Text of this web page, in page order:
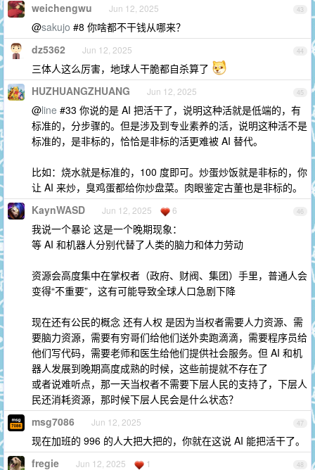
43
weichengwu Jun 12, 2025
@sakujo #8 你啥都不干钱从哪来？
44
dz5362 Jun 12, 2025
三体人这么厉害，地球人干脆都自杀算了
45
HUZHUANGZHUANG Jun 12, 2025
@line #33 你说的是 AI 把活干了，说明这种活就是低端的，有
标准的，分步骤的。但是涉及到专业素养的活，说明这种活不是
标准的，是非标的，恰恰是非标的活更难被 AI 替代。
比如：烧水就是标准的，100 度即可。炒蛋炒饭就是非标的，你
让 AI 来炒，臭鸡蛋都给你炒盘菜。肉眼鉴定古董也是非标的。
46
KaynWASD Jun 12, 2025 6
我说一个暴论 这是一个晚期现象：
等 AI 和机器人分别代替了人类的脑力和体力劳动
资源会高度集中在掌权者（政府、财阀、集团）手里，普通人会
变得“不重要”，这有可能导致全球人口急剧下降
现在还有公民的概念 还有人权 是因为当权者需要人力资源、需
要脑力资源，需要有穷哥们给他们送外卖跑滴滴，需要程序员给
他们写代码，需要老师和医生给他们提供社会服务。但 AI 和机
器人发展到晚期高度成熟的时候，这些前提就不存在了
或者说难听点，那一天当权者不需要下层人民的支持了，下层人
民还消耗资源，那时候下层人民会是什么状态？
47
msg7086 Jun 12, 2025
现在加班的 996 的人大把大把的，你就在这说 AI 能把活干了。
48
fregie Jun 12, 2025 1